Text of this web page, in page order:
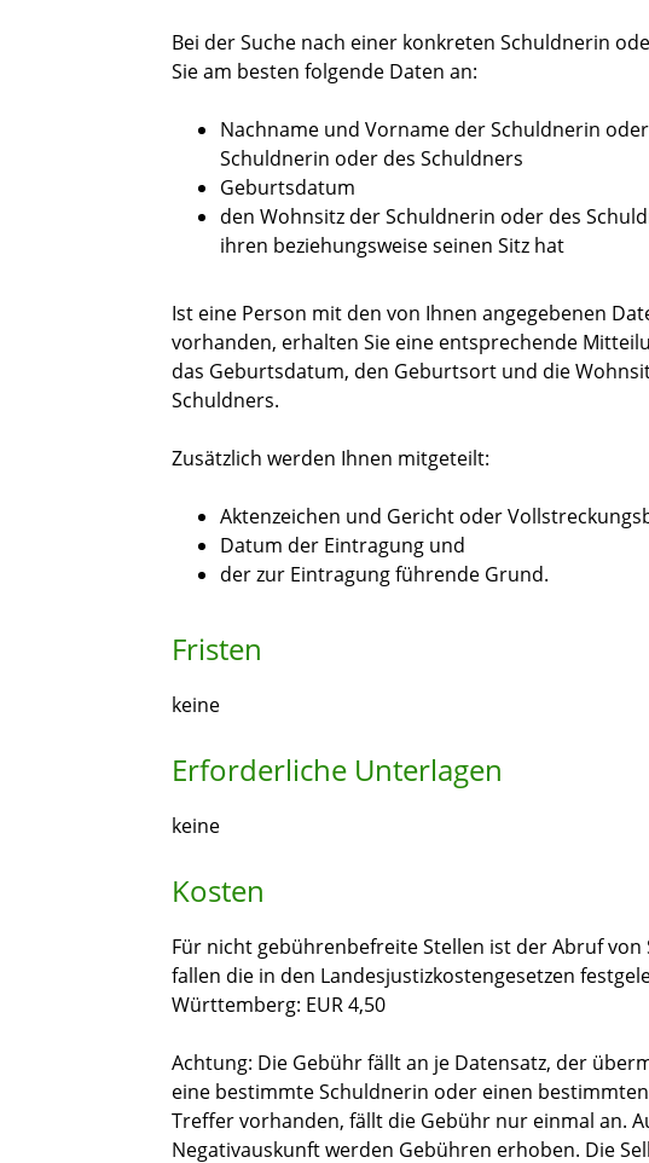
Bei der Suche nach einer konkreten Schuldnerin
Sie am besten folgende Daten an:
Nachname und Vorname der Schuldnerin
Schuldnerin oder des Schuldners
Geburtsdatum
den Wohnsitz der Schuldnerin oder des
ihren beziehungsweise seinen Sitz hat
Ist eine Person mit den von Ihnen angegebenen
vorhanden, erhalten Sie eine entsprechende
das Geburtsdatum, den Geburtsort und die
Schuldners.
Zusätzlich werden Ihnen mitgeteilt:
Aktenzeichen und Gericht oder
Datum der Eintragung und
der zur Eintragung führende Grund.
Fristen
keine
Erforderliche Unterlagen
keine
Kosten
Für nicht gebührenbefreite Stellen ist der Abruf
fallen die in den Landesjustizkostengesetzen
Württemberg: EUR 4,50
Achtung: Die Gebühr fällt an je Datensatz, der
eine bestimmte Schuldnerin oder einen
Treffer vorhanden, fällt die Gebühr nur einmal an.
Negativauskunft werden Gebühren erhoben. Die